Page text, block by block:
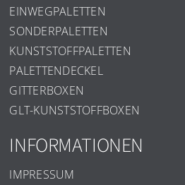
EINWEGPALETTEN
SONDERPALETTEN
KUNSTSTOFFPALETTEN
PALETTENDECKEL
GITTERBOXEN
GLT-KUNSTSTOFFBOXEN
INFORMATIONEN
IMPRESSUM